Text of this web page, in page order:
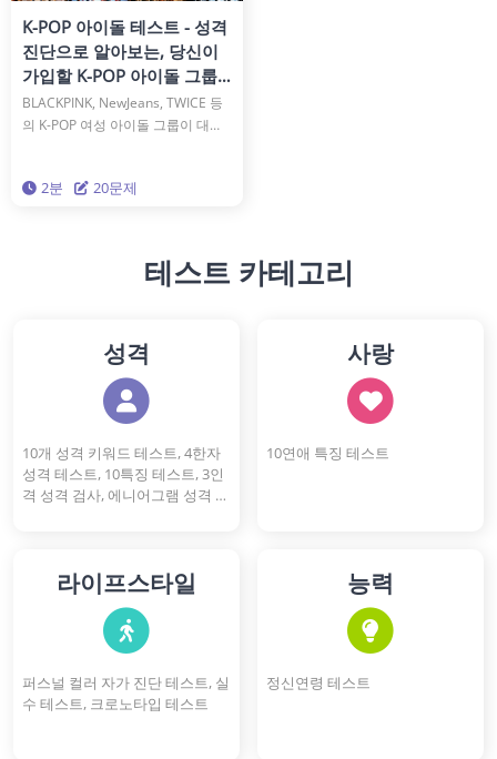
K-POP 아이돌 테스트 - 성격
진단으로 알아보는, 당신이
가입할 K-POP 아이돌 그룹
은?
BLACKPINK, NewJeans, TWICE 등
의 K-POP 여성 아이돌 그룹이 대인
한다면, 어떤 K-POP 아이돌 그룹이
가상의 K-POP 아이돌 그룹을 찾아
드립니다. 이제 당신이 빛나는 무대
2분 20문제
테스트 카테고리
성격
10개 성격 키워드 테스트, 4한자
성격 테스트, 10특징 테스트, 3인
격 성격 검사, 에니어그램 성격 테
사랑
10연애 특징 테스트
라이프스타일
퍼스널 컬러 자가 진단 테스트, 실
수 테스트, 크로노타입 테스트
능력
정신연령 테스트